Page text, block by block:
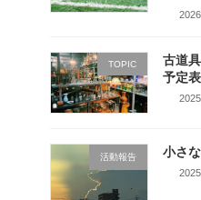
TOPIC
古道
予定表
活動報告 小さ